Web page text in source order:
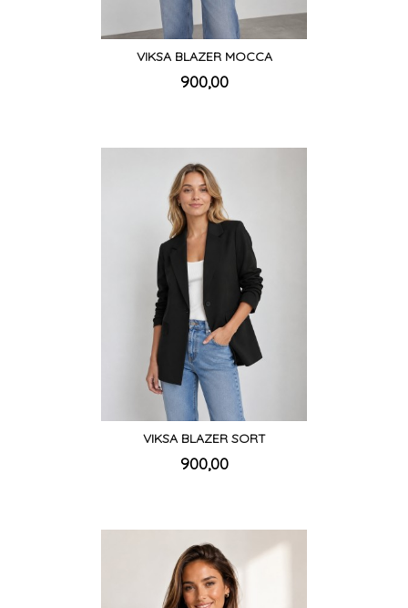
VIKSA BLAZER MOCCA
Pris
900,00mva.
VIKSA BLAZER SORT
Pris
900,00mva.